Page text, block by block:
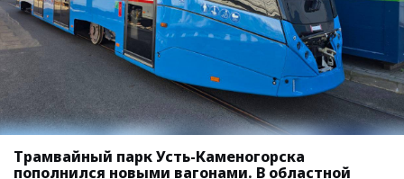
Трамвайный парк Усть-Каменогорска
пополнился новыми вагонами. В областной